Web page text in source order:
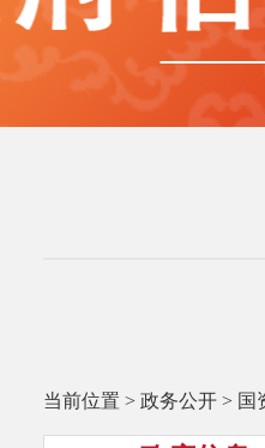
当前位置 > 政务公开 > 国